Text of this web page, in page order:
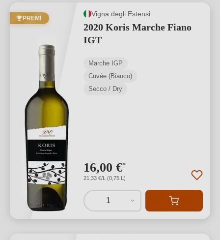
PREMI
Vigna degli Estensi
2020 Koris Marche Fiano
IGT
Marche IGP
Cuvée (Bianco)
Secco / Dry
16,00 €*
21,33 €/L (0,75 L)
1